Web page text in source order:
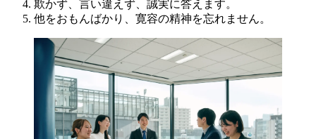
欺かず、言い違えず、誠実に答えます。
他をおもんばかり、寛容の精神を忘れません。